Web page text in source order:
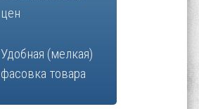
цен
Удобная (мелкая)
фасовка товара